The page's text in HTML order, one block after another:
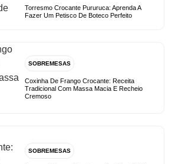
Torresmo Crocante Pururuca: Aprenda A
Fazer Um Petisco De Boteco Perfeito
SOBREMESAS
Coxinha De Frango Crocante: Receita
Tradicional Com Massa Macia E Recheio
Cremoso
SOBREMESAS